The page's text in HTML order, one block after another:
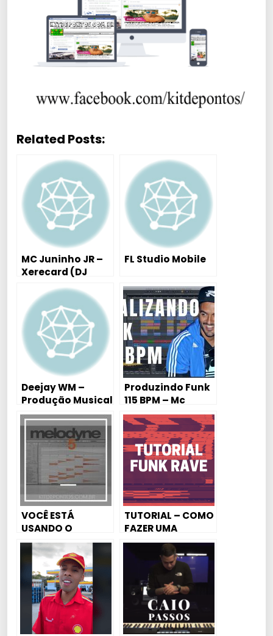
Related Posts:
MC Juninho JR –
Xerecard (DJ
Lançamento 2016
FL Studio Mobile
Deejay WM –
Produção Musical
– Edição , Criando
Beat – Funk
Produzindo Funk
115 BPM – Mc
Robinho –
PRODUÇÃO
COMPLETA (VÍDEO
FODA VARIAS
DICAS DE
VOCÊ ESTÁ
USANDO O
MELODYNE 5
ERRADO | CHEGA
DE PERDER TEMPO E
AFINAR MAL 💣
TUTORIAL – COMO
FAZER UMA
ENTRADA DE FUNK